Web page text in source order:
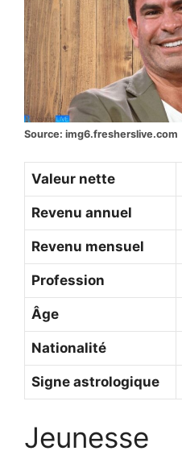
Source: img6.fresherslive.com
Valeur nette
Revenu annuel
Revenu mensuel
Profession
Âge
Nationalité
Signe astrologique
Jeunesse